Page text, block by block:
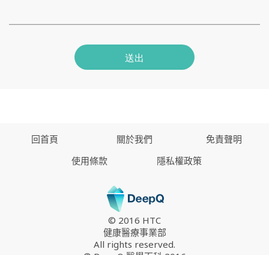
送出
回首頁 關於我們
免責聲明
使用條款
隱私權政策
© 2016 HTC
健康醫療事業部
All rights reserved.